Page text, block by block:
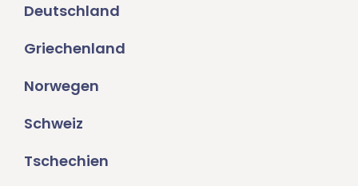
Deutschland
Griechenland
Norwegen
Schweiz
Tschechien